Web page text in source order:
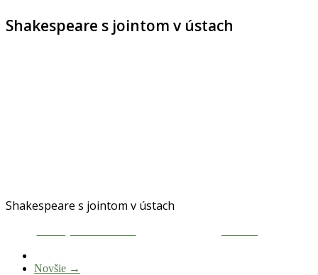
Shakespeare s jointom v ústach
Shakespeare s jointom v ústach
Novšie →